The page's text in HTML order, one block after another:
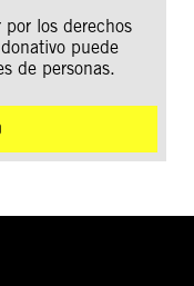
los derechos
puede
de personas.